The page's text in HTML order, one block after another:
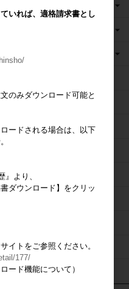
いれば、適格請求書とし
のみダウンロード可能と
ードされる場合は、以下
より、
ウンロード】をクリッ
イトをご参照ください。
177/
ード機能について）